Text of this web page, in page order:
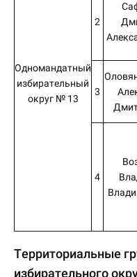
Одномандатный
избирательный
округ № 13
2
3
4
Территориальные
избирательного